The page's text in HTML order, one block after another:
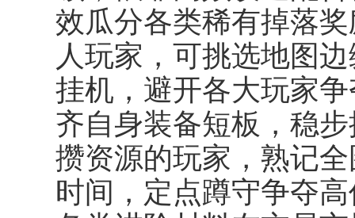
效瓜分各类稀有掉落
人玩家，可挑选地图
挂机，避开各大玩家
齐自身装备短板，稳
攒资源的玩家，熟记
时间，定点蹲守争夺